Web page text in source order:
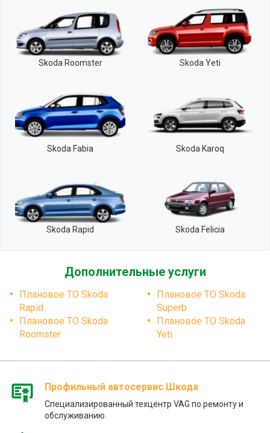
Skoda Roomster Skoda Yeti
Skoda Fabia Skoda Karoq
Skoda Rapid Skoda Felicia
Дополнительные услуги
Плановое ТО Skoda
Rapid
Плановое ТО Skoda
Roomster
Плановое ТО Skoda
Superb
Плановое ТО Skoda
Yeti
Профильный автосервис Шкода
Специализированный техцентр VAG по ремонту и
обслуживанию.